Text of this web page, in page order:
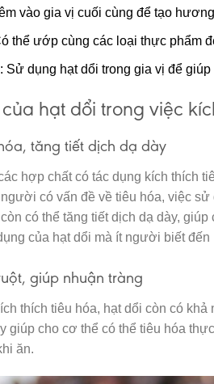
vào gia vị cuối cùng để tạo
thể ướp cùng các loại thực phẩm
Sử dụng hạt dổi trong gia vị để
hạt dổi trong việc
tăng tiết dịch dạ dày
hợp chất có tác dụng kích thích
có vấn đề về tiêu hóa, việc
có thể tăng tiết dịch dạ dày,
của hạt dổi mà ít người biết đến
giúp nhuận tràng
thích tiêu hóa, hạt dổi còn có
giúp cho cơ thể có thể tiêu hóa
ăn.